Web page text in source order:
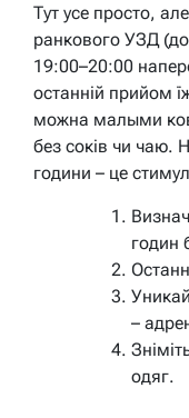
Тут усе просто,
ранкового УЗД
19:00–20:00
останній прийом
можна малыми
без соків чи чаю.
години – це
годин
–
одяг.